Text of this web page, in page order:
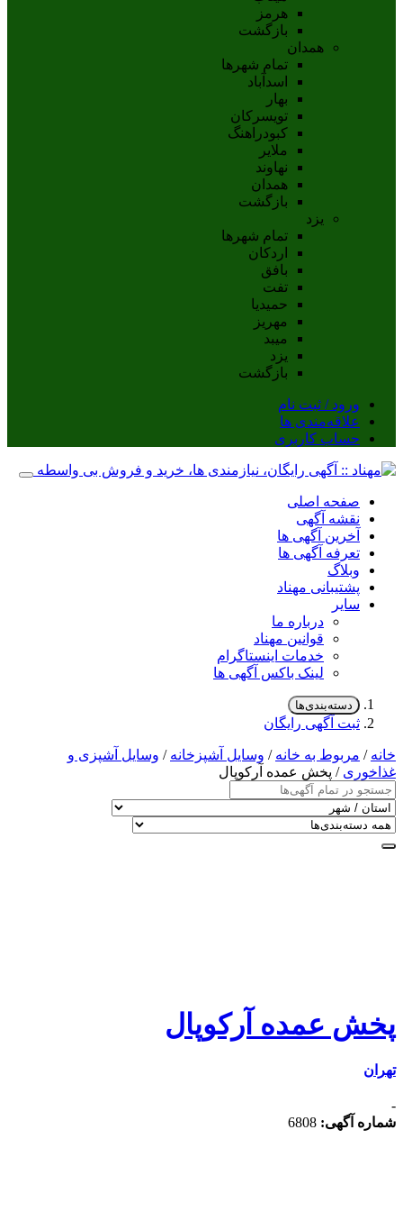
هرمز
بازگشت
همدان
تمام شهر‌ها
اسدآباد
بهار
تويسرکان
کبودراهنگ
ملاير
نهاوند
همدان
بازگشت
یزد
تمام شهر‌ها
اردکان
بافق
تفت
حميديا
مهریز
ميبد
يزد
بازگشت
ورود / ثبت نام
علاقه‌مندی ها
حساب کاربری
صفحه اصلی
نقشه آگهی
آخرین آگهی ها
تعرفه آگهی ها
وبلاگ
پشتیبانی مهناد
سایر
درباره ما
قوانین مهناد
خدمات اینستاگرام
لینک باکس آگهی ها
دسته‌بندی‌ها
ثبت آگهی رایگان
خانه/ مربوط به خانه/ وسایل آشپزخانه/ وسایل آشپزی و
غذاخوری/ پخش عمده آرکوپال
پخش عمده آرکوپال
تهران
-
شماره آگهی: 6808